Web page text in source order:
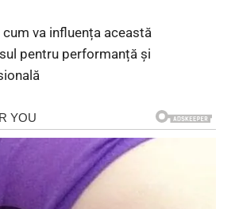
cum va influența această
pentru performanță și